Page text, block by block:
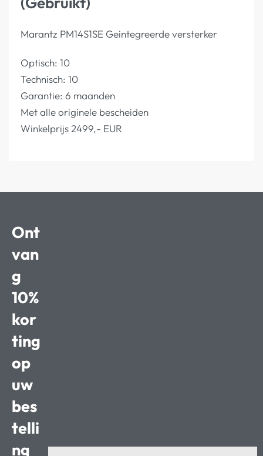
Marantz PM14S1SE Geintegreerde versterker
Optisch: 10
Technisch: 10
Garantie: 6 maanden
Met alle originele bescheiden
Winkelprijs 2499,- EUR
Ont
van
g
10%
kor
ting
op
uw
bes
telli
ng